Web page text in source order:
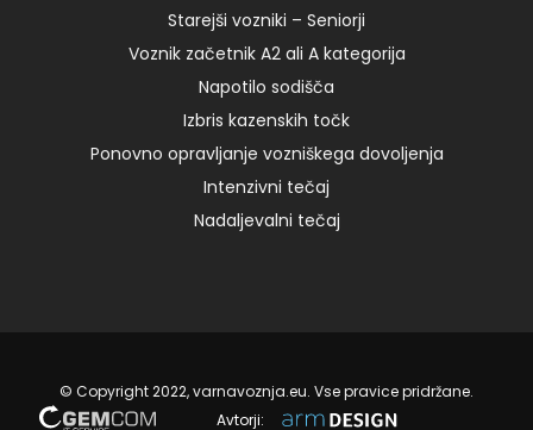
Starejši vozniki – Seniorji
Voznik začetnik A2 ali A kategorija
Napotilo sodišča
Izbris kazenskih točk
Ponovno opravljanje vozniškega dovoljenja
Intenzivni tečaj
Nadaljevalni tečaj
© Copyright 2022, varnavoznja.eu. Vse pravice pridržane.
Avtorji: